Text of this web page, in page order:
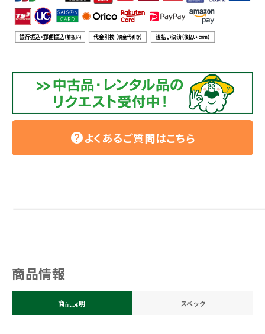
helpよくあるご質問はこちら
商品情報
商品説明 スペック